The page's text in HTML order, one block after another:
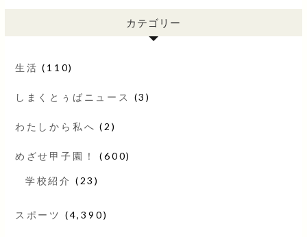
カテゴリー
生活 (110)
しまくとぅばニュース (3)
わたしから私へ (2)
めざせ甲子園！ (600)
学校紹介 (23)
スポーツ (4,390)